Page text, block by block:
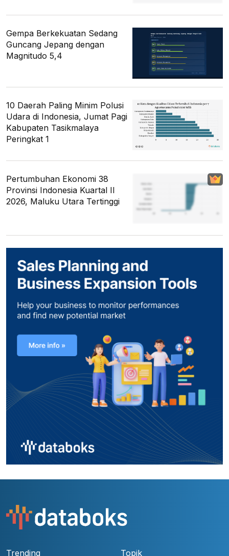
Gempa Berkekuatan Sedang
Guncang Jepang dengan
Magnitudo 5,4
10 Daerah Paling Minim Polusi
Udara di Indonesia, Jumat Pagi
Kabupaten Tasikmalaya
Peringkat 1
Pertumbuhan Ekonomi 38
Provinsi Indonesia Kuartal II
2026, Maluku Utara Tertinggi
Trending Topik